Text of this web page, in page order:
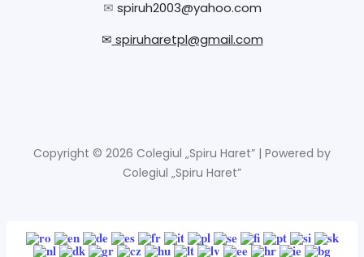
✉ spiruh2003@yahoo.com
✉ spiruharetpl@gmail.com
Copyright © 2026 Colegiul „Spiru Haret” | Powered by
Colegiul „Spiru Haret”